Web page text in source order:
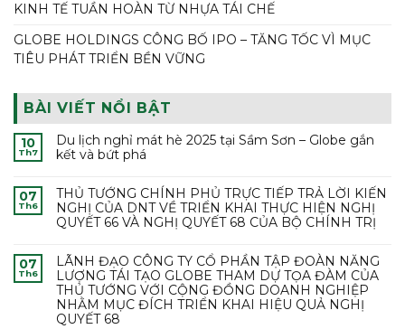
KINH TẾ TUẦN HOÀN TỪ NHỰA TÁI CHẾ
GLOBE HOLDINGS CÔNG BỐ IPO – TĂNG TỐC VÌ MỤC
TIÊU PHÁT TRIỂN BỀN VỮNG
BÀI VIẾT NỔI BẬT
10
Th7
Du lịch nghỉ mát hè 2025 tại Sầm Sơn – Globe gắn
kết và bứt phá
07
Th6
THỦ TƯỚNG CHÍNH PHỦ TRỰC TIẾP TRẢ LỜI KIẾN
NGHỊ CỦA DNT VỀ TRIỂN KHAI THỰC HIỆN NGHỊ
QUYẾT 66 VÀ NGHỊ QUYẾT 68 CỦA BỘ CHÍNH TRỊ
07
Th6
LÃNH ĐẠO CÔNG TY CỔ PHẦN TẬP ĐOÀN NĂNG
LƯỢNG TÁI TẠO GLOBE THAM DỰ TỌA ĐÀM CỦA
THỦ TƯỚNG VỚI CỘNG ĐỒNG DOANH NGHIỆP
NHẰM MỤC ĐÍCH TRIỂN KHAI HIỆU QUẢ NGHỊ
QUYẾT 68